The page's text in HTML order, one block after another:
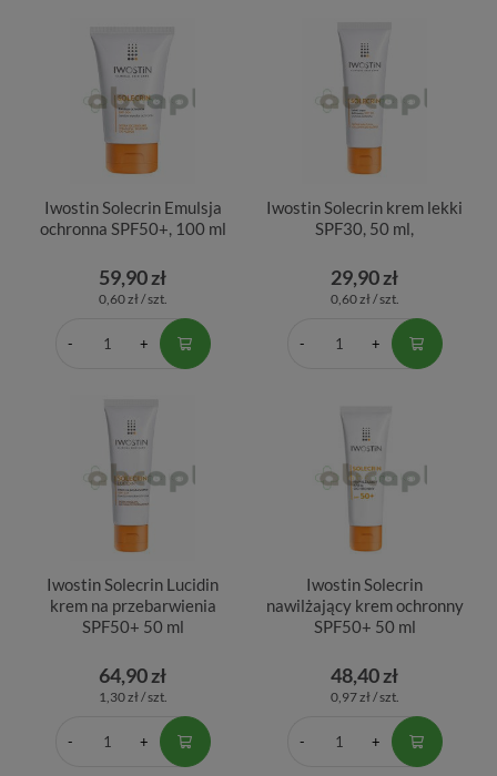
Iwostin Solecrin Emulsja
ochronna SPF50+, 100 ml
59,90 zł
0,60 zł / szt.
Iwostin Solecrin krem lekki
SPF30, 50 ml,
29,90 zł
0,60 zł / szt.
Iwostin Solecrin Lucidin
krem na przebarwienia
SPF50+ 50 ml
64,90 zł
1,30 zł / szt.
Iwostin Solecrin
nawilżający krem ochronny
SPF50+ 50 ml
48,40 zł
0,97 zł / szt.